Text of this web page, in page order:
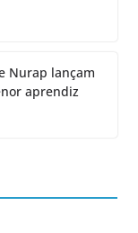
Nurap lançam
aprendiz